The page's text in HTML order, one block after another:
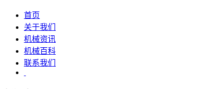
首页
关于我们
机械资讯
机械百科
联系我们